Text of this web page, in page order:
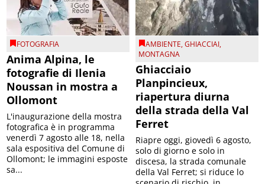
FOTOGRAFIA
Anima Alpina, le
fotografie di Ilenia
Noussan in mostra a
Ollomont
L'inaugurazione della mostra
fotografica è in programma
venerdì 7 agosto alle 18, nella
sala espositiva del Comune di
Ollomont; le immagini esposte
sa...
AMBIENTE,GHIACCIAI,
MONTAGNA
Ghiacciaio
Planpincieux,
riapertura diurna
della strada della Val
Ferret
Riapre oggi, giovedì 6 agosto,
solo di giorno e solo in
discesa, la strada comunale
della Val Ferret; si riduce lo